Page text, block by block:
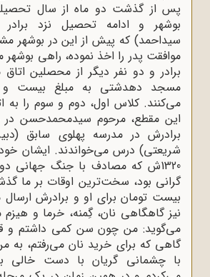
پس از گذشت دو ماه از سال
بوشهر و ادامه تحصیل نزد برادر
سیداحمد) که پیش از این در بوشهر
موافقت پدر را اخذ نموده، راهی
برادر و دو نفر دیگر از محصلین
مسجد دهدشتی به مبلغ بیست و
می‌کنند. کلاس اول، دوم و سوم را به
این مقطع، مرحوم سیدمحمدحسن
برادرش در مدرسه پهلوی سابق
شریعتی) درس می‌خواندند. ایشان
1320ش که مصادف با جنگ جهانی
گرانی بود، سخت‌ترین اوقات بر ما
بیست تومان برای او و برادرش
نیز گاهگاهی نان، گِمنه، خرما و
می‌گوید: من چون سن کمی داشتم و
گاهی که برای خرید نان می‌رفتم، به
با چشمانی گریان با دست خالی